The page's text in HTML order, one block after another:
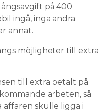
på 400
ingå, inga andra
annat.
möjligheter till extra
till extra betalt på
arbeten, så
affären skulle ligga i